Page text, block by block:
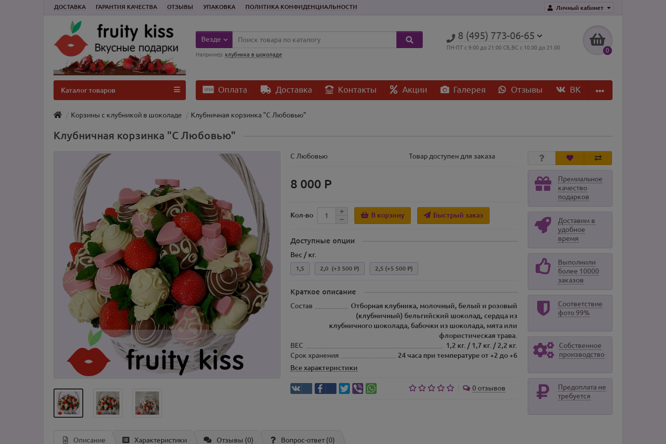
Личный кабинет
ДОСТАВКА ГАРАНТИЯ КАЧЕСТВА ОТЗЫВЫ УПАКОВКА ПОЛИТИКА КОНФИДЕНЦИАЛЬНОСТИ
8 (495) 773-06-65
ПН-ПТ с 9:00 до 21:00 СБ,ВС с 10.00 до 21.00 0
Везде
Например: клубника в шоколаде
Оплата Доставка Контакты Акции Галерея Отзывы ВK
Каталог товаров
Корзины с клубникой в шоколаде Клубничная корзинка "С Любовью"
Клубничная корзинка "С Любовью"
С Любовью Товар доступен для заказа
8 000 Р
Кол-во В корзину Быстрый заказ
Доступные опции
Вес / кг.
1,5 2,0 (+3 500 Р) 2,5 (+5 500 Р)
Краткое описание
Состав
Отборная клубника, молочный, белый и розовый
(клубничный) бельгийский шоколад, сердца из
клубничного шоколада, бабочки из шоколада, мята или
флористическая трава.
ВЕС
1,2 кг. / 1,7 кг. / 2,2 кг.
Срок хранения
24 часа при температуре от +2 до +6
Все характеристики
0 отзывов
Премиальное
качество
подарков
Доставим в
удобное
время
Выполнили
более 10000
заказов
Соответствие
фото 99%
Собственное
производство
Предоплата не
требуется
Описание Характеристики Отзывы (0) Вопрос-ответ(0)